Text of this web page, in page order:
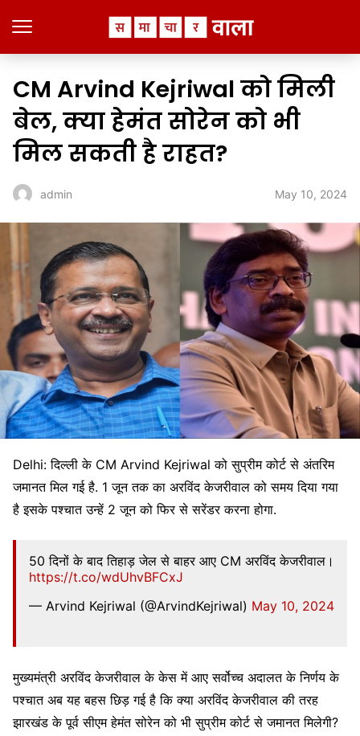
CM Arvind Kejriwal को मिली
बेल, क्या हेमंत सोरेन को भी
मिल सकती है राहत?
admin May 10, 2024
Delhi: दिल्ली के CM Arvind Kejriwal को सुप्रीम कोर्ट से अंतरिम
जमानत मिल गई है. 1 जून तक का अरविंद केजरीवाल को समय दिया गया
है इसके पश्चात उन्हें 2 जून को फिर से सरेंडर करना होगा.
50 दिनों के बाद तिहाड़ जेल से बाहर आए CM अरविंद केजरीवाल।
https://t.co/wdUhvBFCxJ
— Arvind Kejriwal (@ArvindKejriwal) May 10, 2024
मुख्यमंत्री अरविंद केजरीवाल के केस में आए सर्वोच्च अदालत के निर्णय के
पश्चात अब यह बहस छिड़ गई है कि क्या अरविंद केजरीवाल की तरह
झारखंड के पूर्व सीएम हेमंत सोरेन को भी सुप्रीम कोर्ट से जमानत मिलेगी?